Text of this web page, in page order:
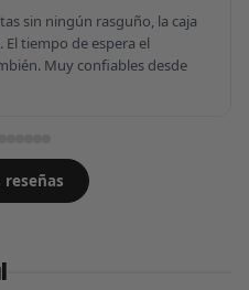
sin ningún rasguño, la caja
tiempo de espera el
Muy confiables desde
reseñas